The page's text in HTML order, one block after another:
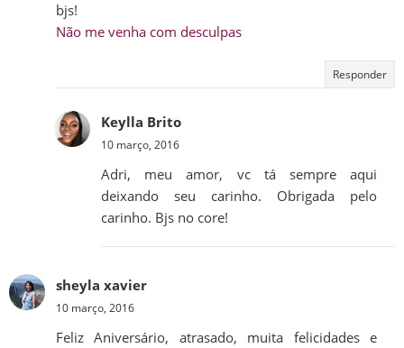
bjs!
Não me venha com desculpas
Responder
Keylla Brito
10 março, 2016
Adri, meu amor, vc tá sempre aqui
deixando seu carinho. Obrigada pelo
carinho. Bjs no core!
sheyla xavier
10 março, 2016
Feliz Aniversário, atrasado, muita felicidades e